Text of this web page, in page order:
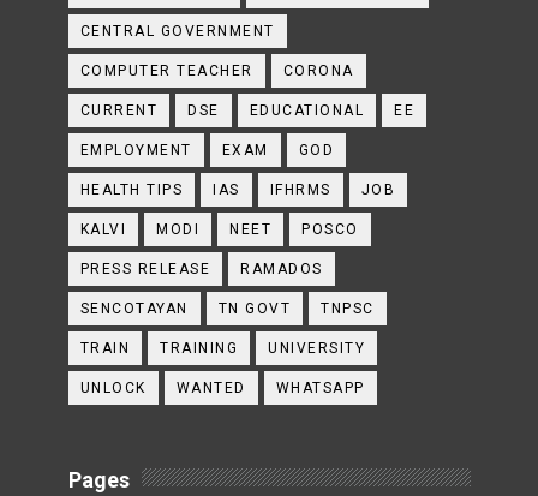
CENTRAL GOVERNMENT
COMPUTER TEACHER CORONA
CURRENT DSE EDUCATIONAL EE
EMPLOYMENT EXAM GOD
HEALTH TIPS IAS IFHRMS JOB
KALVI MODI NEET POSCO
PRESS RELEASE RAMADOS
SENCOTAYAN TN GOVT TNPSC
TRAIN TRAINING UNIVERSITY
UNLOCK WANTED WHATSAPP
Pages